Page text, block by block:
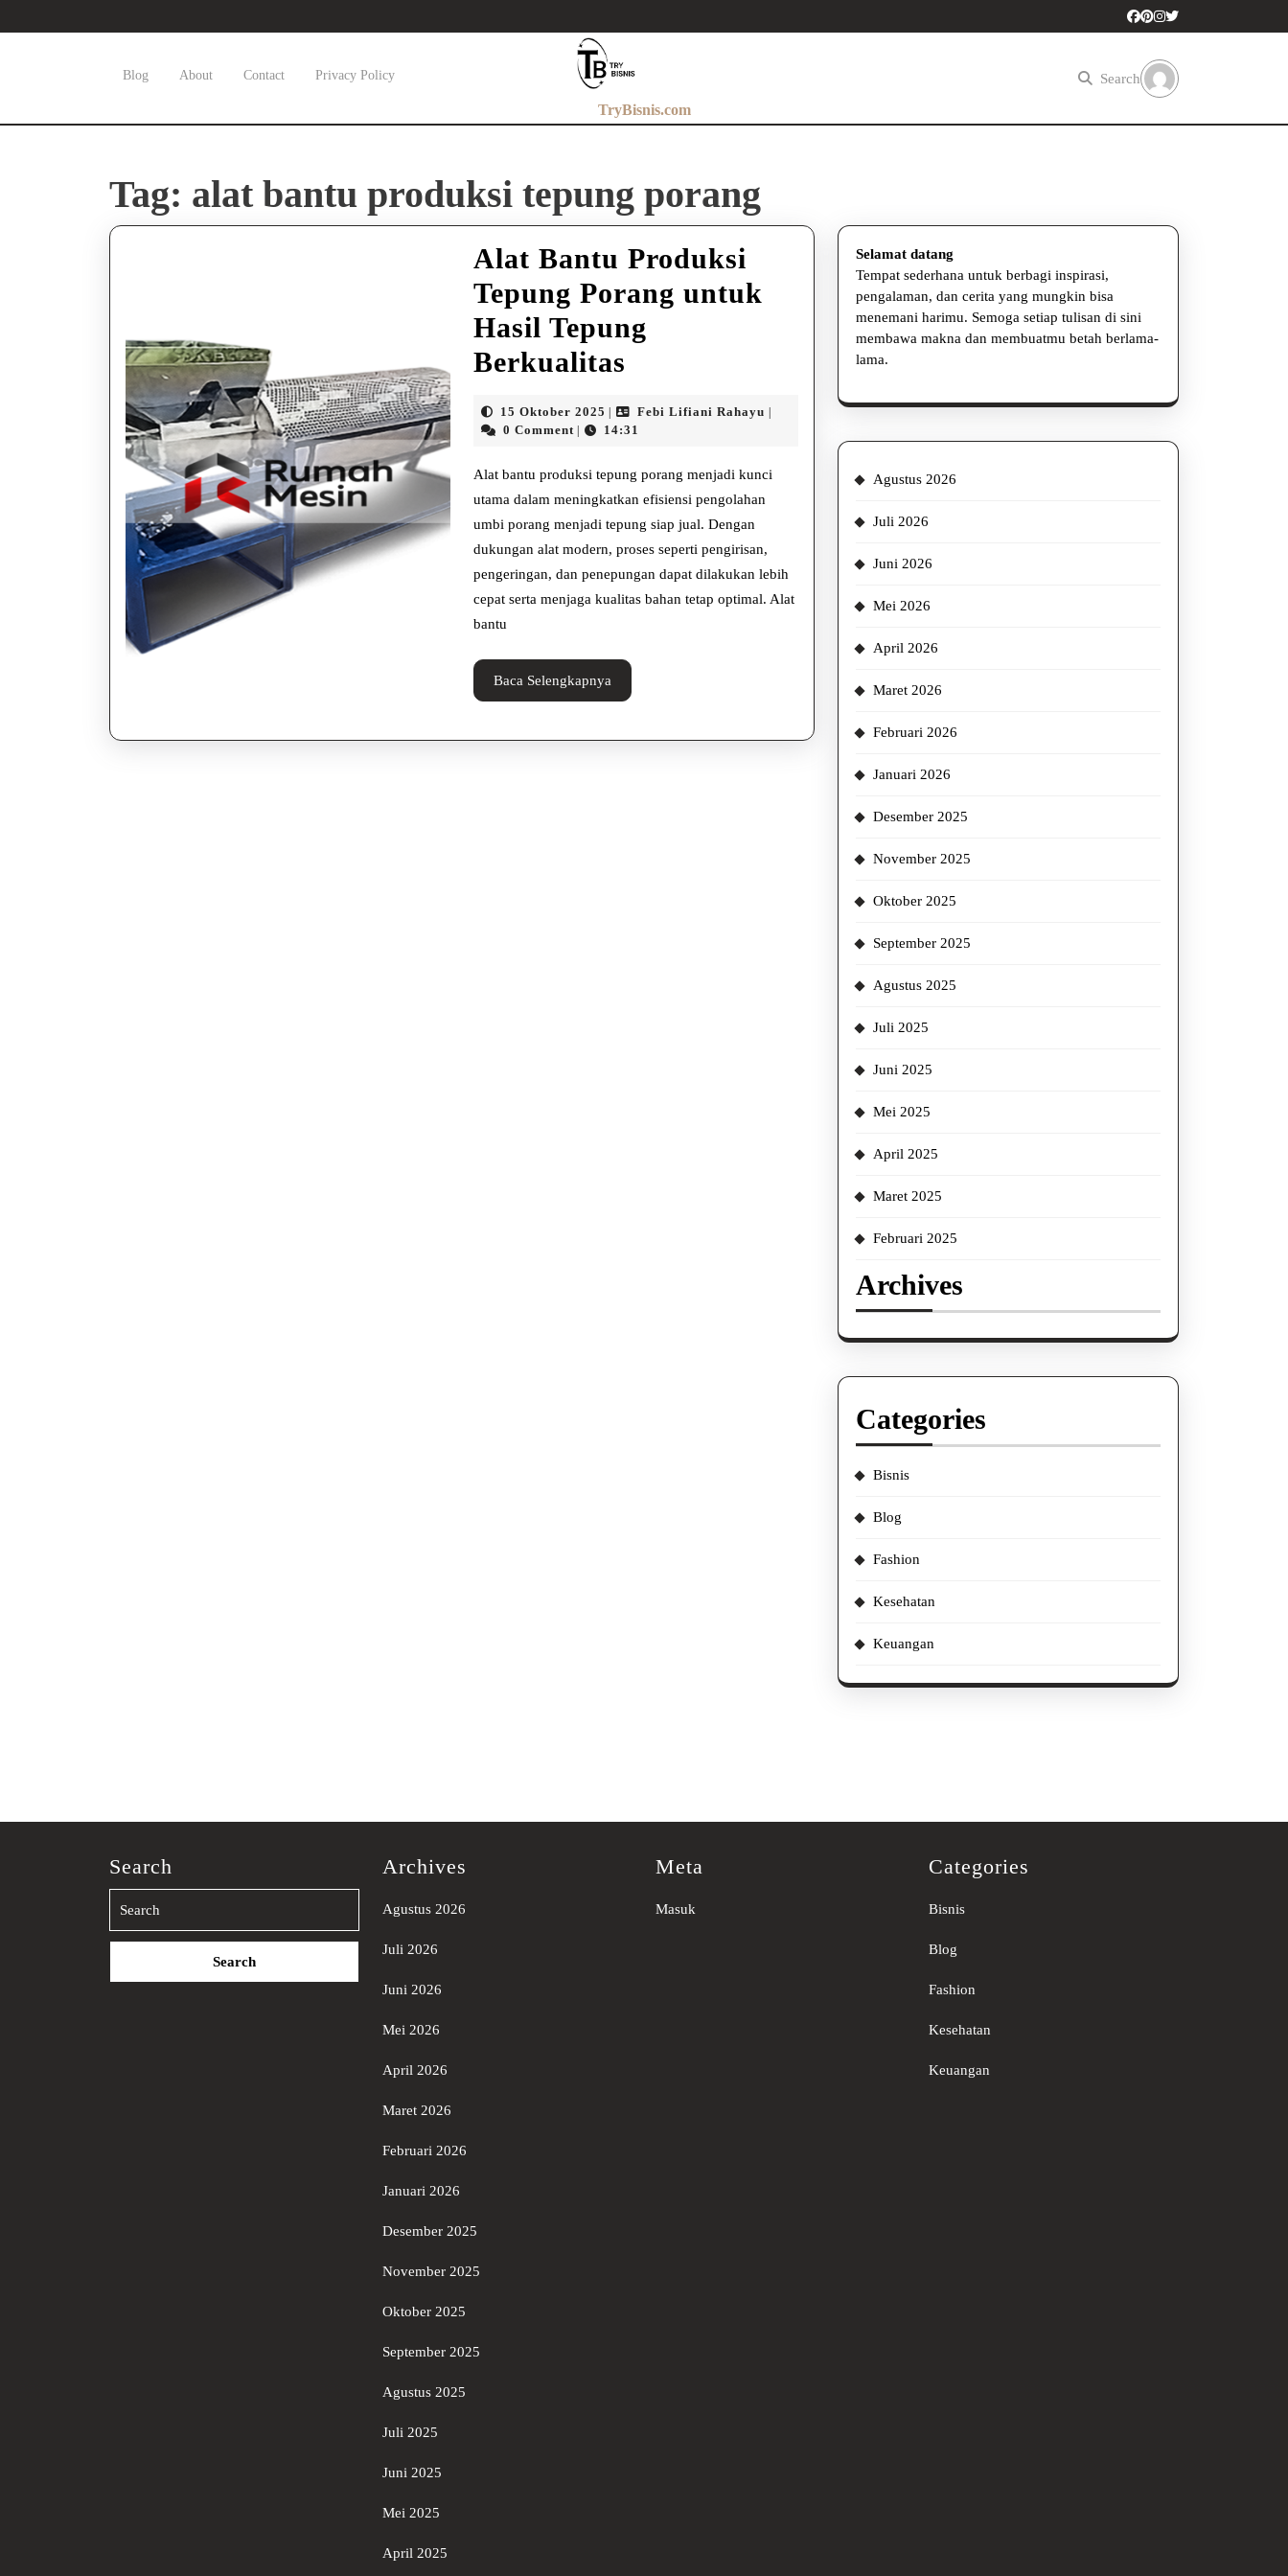
to
Blog About Contact Privacy Policy
TryBisnis.com
Search
Tag: alat bantu produksi tepung porang
Alat Bantu Produksi
Tepung Porang untuk
Hasil Tepung
Berkualitas
Produksi
Tepung
Porang
untuk
Hasil
Tepung
15 Oktober 2025 15
Oktober
Febi Lifiani Rahayu Febi
0 Comment 14:31
Alat bantu produksi tepung porang menjadi kunci
utama dalam meningkatkan efisiensi pengolahan
umbi porang menjadi tepung siap jual. Dengan
dukungan alat modern, proses seperti pengirisan,
pengeringan, dan penepungan dapat dilakukan lebih
cepat serta menjaga kualitas bahan tetap optimal. Alat
bantu
Baca Selengkapnya
Selengkapnya
Selamat datang
Tempat sederhana untuk berbagi inspirasi,
pengalaman, dan cerita yang mungkin bisa
menemani harimu. Semoga setiap tulisan di sini
membawa makna dan membuatmu betah berlama-
lama.
Agustus 2026
Juli 2026
Juni 2026
Mei 2026
April 2026
Maret 2026
Februari 2026
Januari 2026
Desember 2025
November 2025
Oktober 2025
September 2025
Agustus 2025
Juli 2025
Juni 2025
Mei 2025
April 2025
Maret 2025
Februari 2025
Archives
Categories
Bisnis
Blog
Fashion
Kesehatan
Keuangan
Search
Search
Archives
Agustus 2026
Juli 2026
Juni 2026
Mei 2026
April 2026
Maret 2026
Februari 2026
Januari 2026
Desember 2025
November 2025
Oktober 2025
September 2025
Agustus 2025
Juli 2025
Juni 2025
Mei 2025
April 2025
Meta
Masuk
Categories
Bisnis
Blog
Fashion
Kesehatan
Keuangan